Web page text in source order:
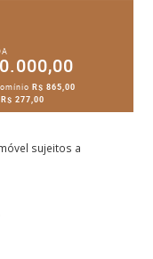
R$ 865,00
R$ 277,00
sujeitos a